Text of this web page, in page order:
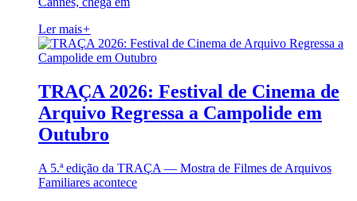
Ler mais+
TRAÇA 2026: Festival de Cinema de
Arquivo Regressa a Campolide em
Outubro
A 5.ª edição da TRAÇA — Mostra de Filmes de Arquivos
Familiares acontece